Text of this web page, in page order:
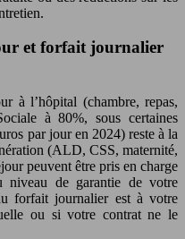
et forfait journalier
à l’hôpital (chambre, repas,
à 80%, sous certaines
par jour en 2024) reste à la
(ALD, CSS, maternité,
peuvent être pris en charge
de garantie de votre
forfait journalier est à votre
ou si votre contrat ne le